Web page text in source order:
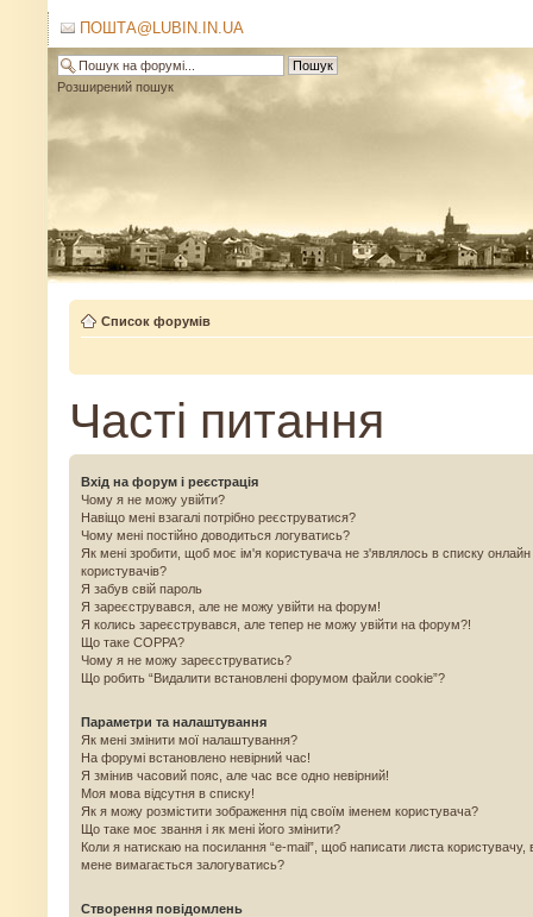
ПОШТА@LUBIN.IN.UA
Розширений пошук
Список форумів
Часті питання
Вхід на форум і реєстрація
Чому я не можу увійти?
Навіщо мені взагалі потрібно реєструватися?
Чому мені постійно доводиться логуватись?
Як мені зробити, щоб моє ім'я користувача не з'являлось в списку онлайн
користувачів?
Я забув свій пароль
Я зареєструвався, але не можу увійти на форум!
Я колись зареєструвався, але тепер не можу увійти на форум?!
Що таке COPPA?
Чому я не можу зареєструватись?
Що робить “Видалити встановлені форумом файли cookie”?
Параметри та налаштування
Як мені змінити мої налаштування?
На форумі встановлено невірний час!
Я змінив часовий пояс, але час все одно невірний!
Моя мова відсутня в списку!
Як я можу розмістити зображення під своїм іменем користувача?
Що таке моє звання і як мені його змінити?
Коли я натискаю на посилання “e-mail”, щоб написати листа користувачу,
мене вимагається залогуватись?
Створення повідомлень